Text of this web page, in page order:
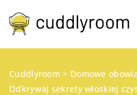
Cuddlyroom > Domowe
Odkrywaj sekrety włoskiej